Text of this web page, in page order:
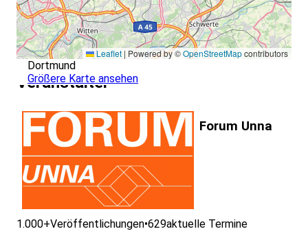
Leaflet | Powered by ©OpenStreetMapcontributors
Dortmund
Größere Karte ansehen
Veranstalter
Forum Unna
1.000+Veröffentlichungen•629aktuelle Termine